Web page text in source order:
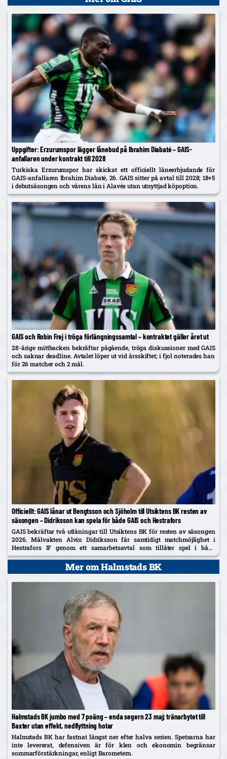
Uppgifter: Erzurumspor lägger lånebud på Ibrahim Diabaté – GAIS-
anfallaren under kontrakt till 2028
Turkiska Erzurumspor har skickat ett officiellt låneerbjudande för
GAIS-anfallaren Ibrahim Diabaté, 26. GAIS sitter på avtal till 2028; 18+5
i debutsäsongen och vårens lån i Alavés utan utnyttjad köpoption.
GAIS och Robin Frej i tröga förlängningssamtal – kontraktet gäller året ut
28-årige mittbacken bekräftar pågående, tröga diskussioner med GAIS
och saknar deadline. Avtalet löper ut vid årsskiftet; i fjol noterades han
för 26 matcher och 2 mål.
Officiellt: GAIS lånar ut Bengtsson och Sjöholm till Utsiktens BK resten av
säsongen – Didriksson kan spela för både GAIS och Hestrafors
GAIS bekräftar två utlåningar till Utsiktens BK för resten av säsongen
2026. Målvakten Alvin Didriksson får samtidigt matchmöjlighet i
Hestrafors IF genom ett samarbetsavtal som tillåter spel i båda
klubbarna.
Mer om Halmstads BK
Halmstads BK jumbo med 7 poäng – enda segern 23 maj; tränarbytet till
Baxter utan effekt, nedflyttning hotar
Halmstads BK har fastnat längst ner efter halva serien. Spetsarna har
inte levererat, defensiven är för klen och ekonomin begränsar
sommarförstärkningar, enligt Barometern.